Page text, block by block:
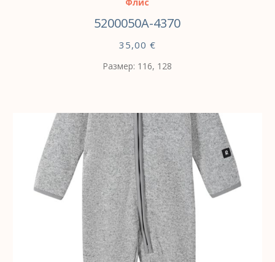
5200050A-4370
35,00 €
Размер: 116, 128
ВЫБЕРИТЕ ПАРАМЕТРЫ